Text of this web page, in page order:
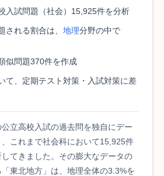
入試問題（社会）15,925件を分析
される割合は、 地理分野の中で
似問題370件を作成
て、定期テスト対策・入試対策に差
立高校入試の過去問を独自にデー
これまで社会科において15,925件
てきました。その膨大なデータの
東北地方」は、地理全体の3.3%を